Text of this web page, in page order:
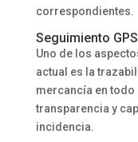
correspondientes.
Seguimiento
Uno de los
actual es la
mercancía en
transparencia y
incidencia.